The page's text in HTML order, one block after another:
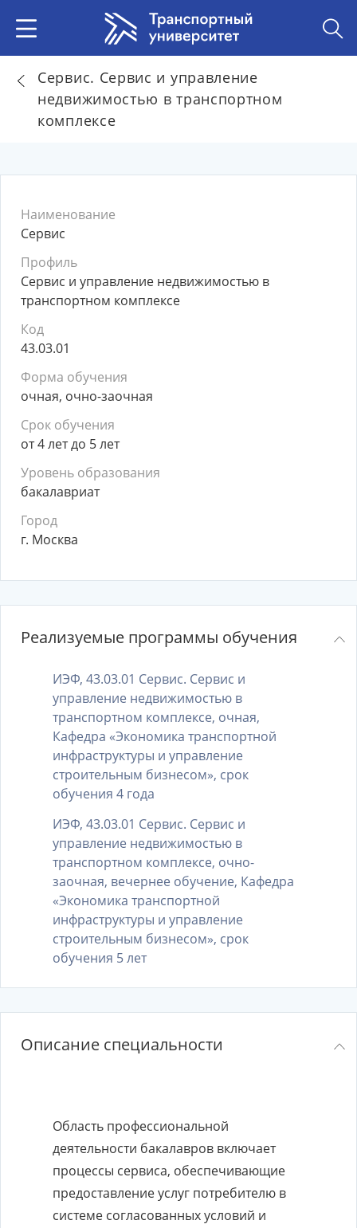
Сервис. Сервис и управление
недвижимостью в транспортном
комплексе
Наименование
Сервис
Профиль
Сервис и управление недвижимостью в
транспортном комплексе
Код
43.03.01
Форма обучения
очная, очно-заочная
Срок обучения
от 4 лет до 5 лет
Уровень образования
бакалавриат
Город
г. Москва
Реализуемые программы обучения
ИЭФ, 43.03.01 Сервис. Сервис и
управление недвижимостью в
транспортном комплексе, очная,
Кафедра «Экономика транспортной
инфраструктуры и управление
строительным бизнесом», срок
обучения 4 года
ИЭФ, 43.03.01 Сервис. Сервис и
управление недвижимостью в
транспортном комплексе, очно-
заочная, вечернее обучение, Кафедра
«Экономика транспортной
инфраструктуры и управление
строительным бизнесом», срок
обучения 5 лет
Описание специальности
Область профессиональной
деятельности бакалавров включает
процессы сервиса, обеспечивающие
предоставление услуг потребителю в
системе согласованных условий и